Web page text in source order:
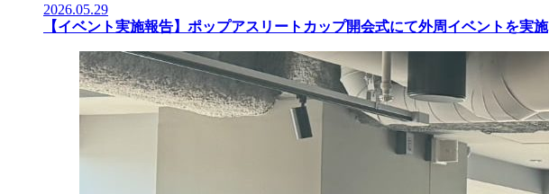
2026.05.29
【イベント実施報告】ポップアスリートカップ開会式にて外周イベントを実施